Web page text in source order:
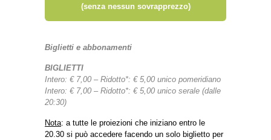
(senza nessun sovrapprezzo)
Biglietti e abbonamenti
BIGLIETTI
Intero: € 7,00 – Ridotto*: € 5,00 unico pomeridiano
Intero: € 7,00 – Ridotto*: € 5,00 unico serale (dalle
20:30)
Nota: a tutte le proiezioni che iniziano entro le
20.30 si può accedere facendo un solo biglietto per